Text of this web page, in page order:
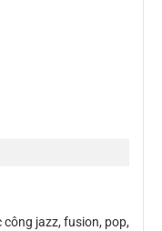
jazz, fusion, pop,